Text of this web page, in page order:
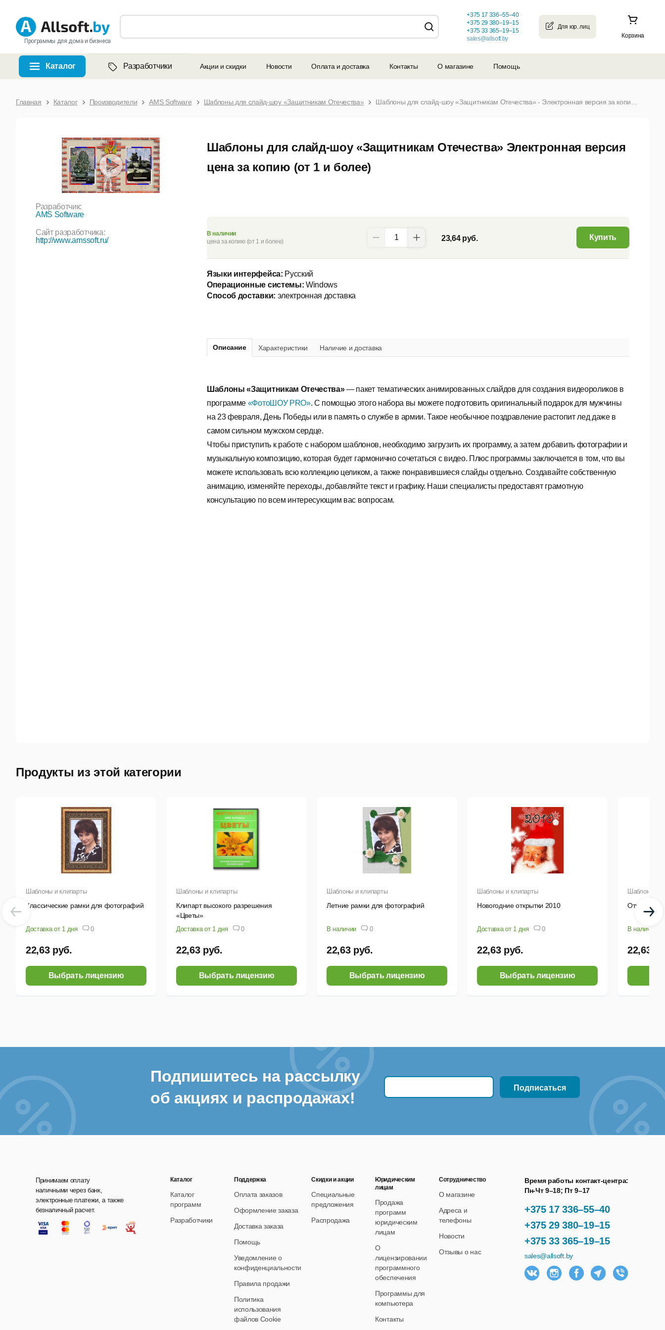
Программы для дома и бизнеса
Корзина
+375 17 336–55–40
+375 29 380–19–15
+375 33 365–19–15
sales@allsoft.by
Каталог Разработчики Акции и скидки Новости Оплата и доставка Контакты О магазине Помощь
Главная Каталог Производители AMS Software Шаблоны для слайд-шоу «Защитникам Отечества»
Шаблоны для слайд-шоу «Защитникам Отечества» Электронная версия
цена за копию (от 1 и более)
Разработчик:
AMS Software
Сайт разработчика:
http://www.amssoft.ru/
Описание Характеристики Наличие и доставка
Шаблоны «Защитникам Отечества»— пакет тематических анимированных слайдов для создания видеороликов в
программе «ФотоШОУ PRO». С помощью этого набора вы можете подготовить оригинальный подарок для мужчины
на 23 февраля, День Победы или в память о службе в армии. Такое необычное поздравление растопит лед даже в
самом сильном мужском сердце.
Чтобы приступить к работе с набором шаблонов, необходимо загрузить их программу, а затем добавить фотографии и
музыкальную композицию, которая будет гармонично сочетаться с видео. Плюс программы заключается в том, что вы
можете использовать всю коллекцию целиком, а также понравившиеся слайды отдельно. Создавайте собственную
анимацию, изменяйте переходы, добавляйте текст и графику. Наши специалисты предоставят грамотную
консультацию по всем интересующим вас вопросам.
В наличии
цена за копию (от 1 и более)
23,64 руб. Купить
Языки интерфейса: Русский
Операционные системы: Windows
Способ доставки: электронная доставка
Продукты из этой категории
Шаблоны и клипарты
Классические рамки для фотографий
Доставка от 1 дня 0
22,63 руб.
Выбрать лицензию
Шаблоны и клипарты
Клипарт высокого разрешения
«Цветы»
Доставка от 1 дня 0
22,63 руб.
Выбрать лицензию
Шаблоны и клипарты
Летние рамки для фотографий
В наличии 0
22,63 руб.
Выбрать лицензию
Шаблоны и клипарты
Новогодние открытки 2010
Доставка от 1 дня 0
22,63 руб.
Выбрать лицензию
Шаблоны и
Открытки с
В наличии
22,63
Подпишитесь на рассылку
об акциях и распродажах!
Принимаем оплату
наличными через банк,
электронные платежи, а также
безналичный расчет.
+375 17 336–55–40
+375 29 380–19–15
+375 33 365–19–15
Время работы контакт-центра:
Пн-Чт 9–18; Пт 9–17
sales@allsoft.by
Каталог
Каталог
программ
Разработчики
Поддержка
Оплата заказов
Оформление заказа
Доставка заказа
Помощь
Уведомление о
конфиденциальности
Правила продажи
Политика
использования
файлов Cookie
Скидки и акции
Специальные
предложения
Распродажа
Юридическим
лицам
Продажа
программ
юридическим
лицам
О
лицензировании
программного
обеспечения
Программы для
компьютера
Контакты
Сотрудничество
О магазине
Адреса и
телефоны
Новости
Отзывы о нас